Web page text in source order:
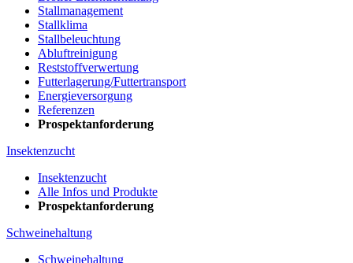
Stallmanagement
Stallklima
Stallbeleuchtung
Abluftreinigung
Reststoffverwertung
Futterlagerung/Futtertransport
Energieversorgung
Referenzen
Prospektanforderung
Insektenzucht
Insektenzucht
Alle Infos und Produkte
Prospektanforderung
Schweinehaltung
Schweinehaltung